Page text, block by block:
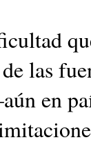
las
en